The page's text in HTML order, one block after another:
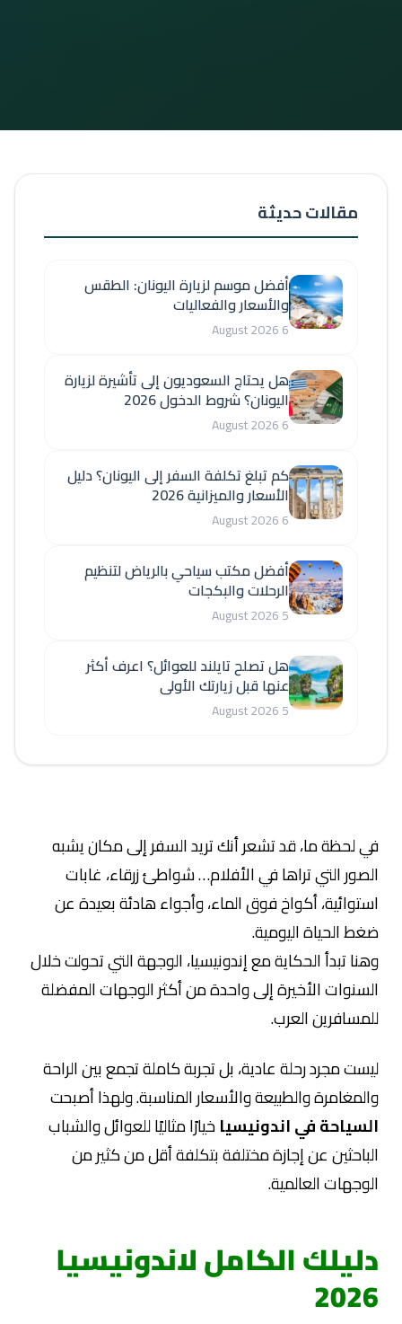
في لحظة ما، قد تشعر أنك تريد السفر إلى مكان يشبه
الصور التي تراها في الأفلام… شواطئ زرقاء، غابات
استوائية، أكواخ فوق الماء، وأجواء هادئة بعيدة عن
ضغط الحياة اليومية.
وهنا تبدأ الحكاية مع إندونيسيا، الوجهة التي تحولت خلال
السنوات الأخيرة إلى واحدة من أكثر الوجهات المفضلة
للمسافرين العرب.
ليست مجرد رحلة عادية، بل تجربة كاملة تجمع بين الراحة
والمغامرة والطبيعة والأسعار المناسبة. ولهذا أصبحت
السياحة في اندونيسياخيارًا مثاليًا للعوائل والشباب
الباحثين عن إجازة مختلفة بتكلفة أقل من كثير من
الوجهات العالمية.
دليلك الكامل لاندونيسيا
2026
مقالات حديثة
أفضل موسم لزيارة اليونان: الطقس
والأسعار والفعاليات
6 August 2026
هل يحتاج السعوديون إلى تأشيرة لزيارة
اليونان؟ شروط الدخول 2026
6 August 2026
كم تبلغ تكلفة السفر إلى اليونان؟ دليل
الأسعار والميزانية 2026
6 August 2026
أفضل مكتب سياحي بالرياض لتنظيم
الرحلات والبكجات
5 August 2026
هل تصلح تايلند للعوائل؟ اعرف أكثر
عنها قبل زيارتك الأولى
5 August 2026